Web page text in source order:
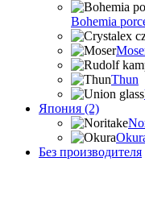
Bohemia
Thun
Япония (2)
Без производителя